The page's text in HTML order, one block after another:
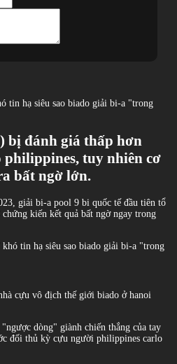
tin hạ siêu sao biado giải bi-a "trong
bị đánh giá thấp hơn
philippines, tuy nhiên cơ
bất ngờ lớn.
giải bi-a pool 9 bi quốc tế đầu tiên tổ
kiến kết quả bất ngờ ngay trong
cựu vô địch thế giới biado ở hanoi
dòng" giành chiến thắng của tay
đối thủ kỳ cựu người philippines carlo